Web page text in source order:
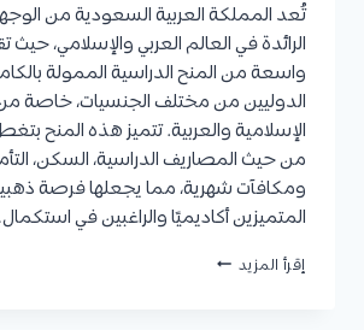
تُعد المملكة العربية السعودية من
الرائدة في العالم العربي والإسلامي،
واسعة من المنح الدراسية الممولة
الدوليين من مختلف الجنسيات، خاصة
الإسلامية والعربية. تتميز هذه المنح
من حيث المصاريف الدراسية، السكن،
ومكافآت شهرية، مما يجعلها فرصة
المتميزين أكاديميًا والراغبين في
إقرأ المزيد منح